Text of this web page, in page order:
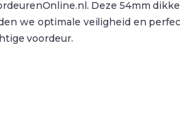
Deze 54mm
we optimale veiligheid en
voordeur.